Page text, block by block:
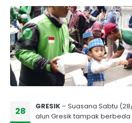
28 GRESIK – Suasana Sabtu
alun Gresik tampak